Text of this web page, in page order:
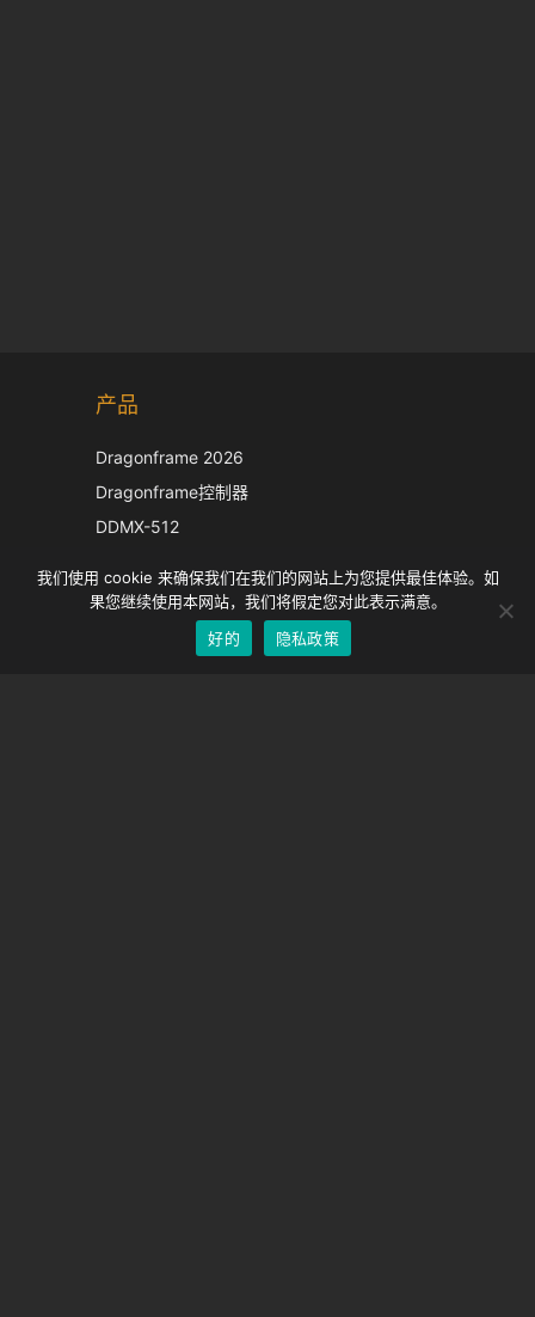
产品
Dragonframe 2026
Dragonframe控制器
DDMX-512
EOS LV 校正帽
我们使用 cookie 来确保我们在我们的网站上为您提供最佳体验。如
果您继续使用本网站，我们将假定您对此表示满意。
好的
隐私政策
English